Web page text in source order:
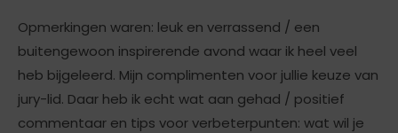
Opmerkingen waren: leuk en verrassend / een
buitengewoon inspirerende avond waar ik heel veel
heb bijgeleerd. Mijn complimenten voor jullie keuze van
jury-lid. Daar heb ik echt wat aan gehad / positief
commentaar en tips voor verbeterpunten: wat wil je